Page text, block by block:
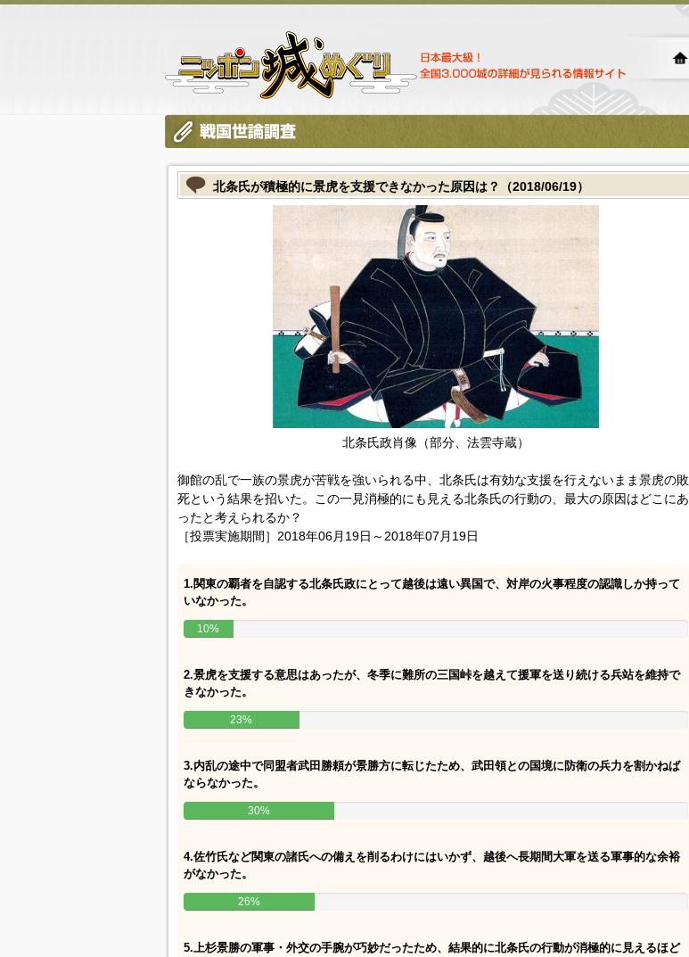
北条氏が積極的に景虎を支援できなかった原因は？（2018/06/19）
北条氏政肖像（部分、法雲寺蔵）
御館の乱で一族の景虎が苦戦を強いられる中、北条氏は有効な支援を行えないまま景虎の敗
死という結果を招いた。この一見消極的にも見える北条氏の行動の、最大の原因はどこにあ
ったと考えられるか？
［投票実施期間］2018年06月19日～2018年07月19日
1.関東の覇者を自認する北条氏政にとって越後は遠い異国で、対岸の火事程度の認識しか持って
いなかった。
10%
2.景虎を支援する意思はあったが、冬季に難所の三国峠を越えて援軍を送り続ける兵站を維持で
きなかった。
23%
3.内乱の途中で同盟者武田勝頼が景勝方に転じたため、武田領との国境に防衛の兵力を割かねば
ならなかった。
30%
4.佐竹氏など関東の諸氏への備えを削るわけにはいかず、越後へ長期間大軍を送る軍事的な余裕
がなかった。
26%
5.上杉景勝の軍事・外交の手腕が巧妙だったため、結果的に北条氏の行動が消極的に見えるほど